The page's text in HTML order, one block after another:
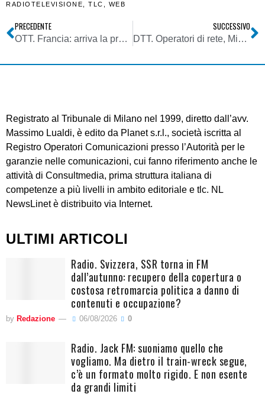
RADIOTELEVISIONE
TLC WEB
PRECEDENTE
OTT. Francia: arriva la proposta di una tassa sullo streaming musicale per finanziare la cultura nazionale
SUCCESSIVO
DTT. Operatori di rete, Mise, Decreto direttoriale 19/10/2022: indennizzi rilasci obbligatori. Pubblicato l’elenco dei beneficiari
Registrato al Tribunale di Milano nel 1999, diretto dall’avv.
Massimo Lualdi, è edito da Planet s.r.l., società iscritta al
Registro Operatori Comunicazioni presso l’Autorità per le
garanzie nelle comunicazioni, cui fanno riferimento anche le
attività di Consultmedia, prima struttura italiana di
competenze a più livelli in ambito editoriale e tlc. NL
NewsLinet è distribuito via Internet.
ULTIMI ARTICOLI
Radio. Svizzera, SSR torna in FM
dall’autunno: recupero della copertura o
costosa retromarcia politica a danno di
contenuti e occupazione?
by Redazione 06/08/2026 0
Radio. Jack FM: suoniamo quello che
vogliamo. Ma dietro il train-wreck segue,
c’è un formato molto rigido. E non esente
da grandi limiti